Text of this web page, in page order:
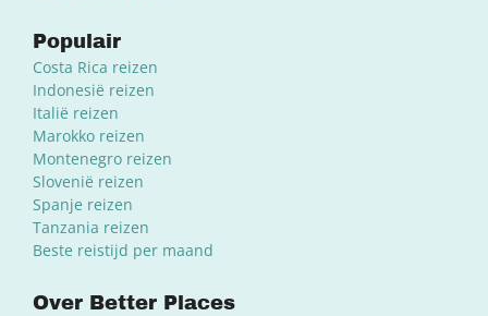
Populair
Costa Rica reizen
Indonesië reizen
Italië reizen
Marokko reizen
Montenegro reizen
Slovenië reizen
Spanje reizen
Tanzania reizen
Beste reistijd per maand
Over Better Places